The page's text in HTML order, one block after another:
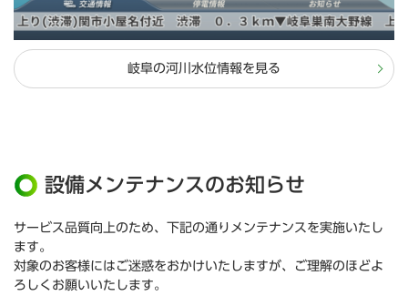
岐阜の河川水位情報を見る
設備メンテナンスのお知らせ
サービス品質向上のため、下記の通りメンテナンスを実施いたし
ます。
対象のお客様にはご迷惑をおかけいたしますが、ご理解のほどよ
ろしくお願いいたします。